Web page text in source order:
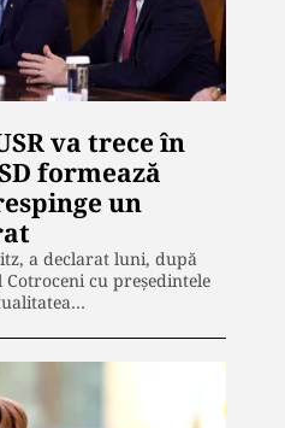
va trece în
formează
un
a declarat luni, după
cu președintele